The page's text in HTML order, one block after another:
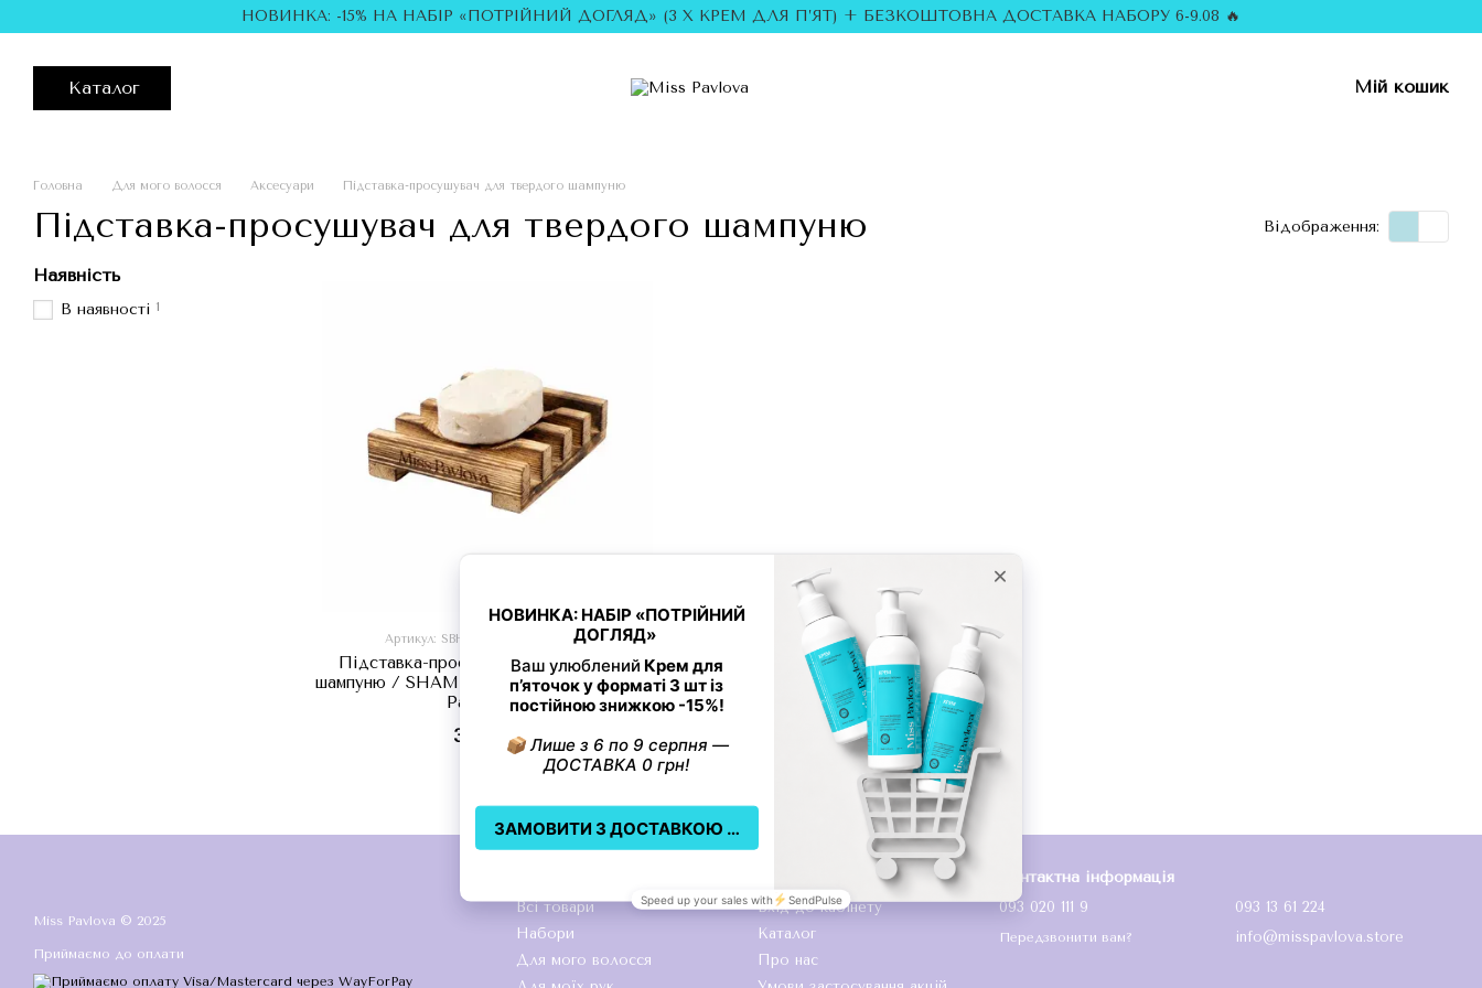
Перейти до основного контентуНОВИНКА: -15% НА НАБІР «ПОТРІЙНИЙ ДОГЛЯД» (3 Х КРЕМ ДЛЯ П’ЯТ) + БЕЗКОШТОВНА ДОСТАВКА НАБОРУ 6-9.08 🔥
Каталог Мій кошик
Головна Для мого волосся Аксесуари Підставка-просушувач для твердого шампуню
Підставка-просушувач для твердого шампуню Відображення:
Артикул: SBH1 3
Підставка-просушувач для твердого
шампуню / SHAMPOO BAR HOLDER Miss
Pavlova ®
349 грн
Наявність
В наявності 1
Miss Pavlova © 2025
Приймаємо до оплати
Всі товари
Набори
Для мого волосся
Вхід до кабінету
Каталог
Про нас
Контактна інформація
093 020 111 9
Передзвонити вам?
093 13 61 224
info@misspavlova.store